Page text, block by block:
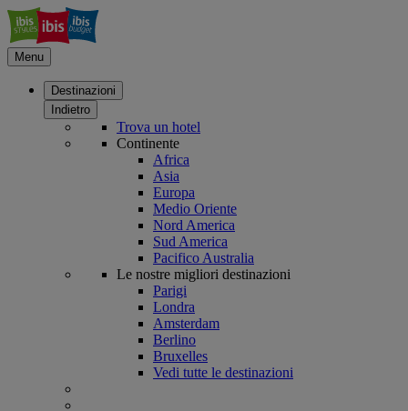
Menu
Destinazioni
Indietro
Trova un hotel
Continente
Africa
Asia
Europa
Medio Oriente
Nord America
Sud America
Pacifico Australia
Le nostre migliori destinazioni
Parigi
Londra
Amsterdam
Berlino
Bruxelles
Vedi tutte le destinazioni